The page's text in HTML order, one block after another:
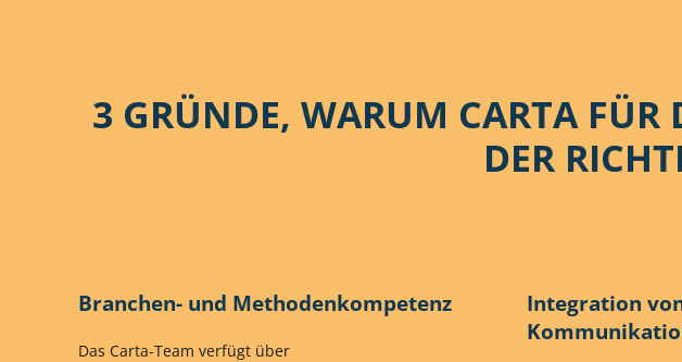
3 GRÜNDE, WARUM CARTA
DER
Branchen- und Methodenkompetenz
Das Carta-Team verfügt über
Integration